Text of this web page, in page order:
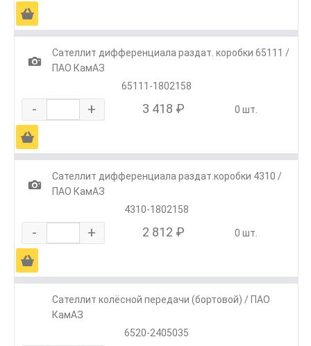
Ä
1
Сателлит дифференциала раздат. коробки 65111 /
ПАО КамАЗ
65111-1802158
- + 3 418 ₽ 0 шт.
Ä
1
Сателлит дифференциала раздат.коробки 4310 /
ПАО КамАЗ
4310-1802158
- + 2 812 ₽ 0 шт.
Ä
Сателлит колёсной передачи (бортовой) / ПАО
КамАЗ
6520-2405035